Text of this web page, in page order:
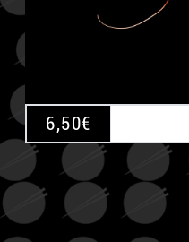
6,50€